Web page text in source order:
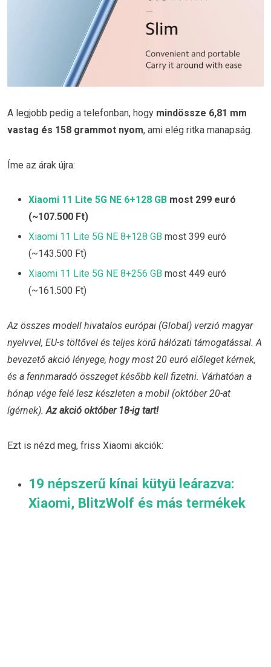
A legjobb pedig a telefonban, hogy mindössze 6,81 mm
vastag és 158 grammot nyom, ami elég ritka manapság.
Íme az árak újra:
Xiaomi 11 Lite 5G NE 6+128 GB most 299 euró
(~107.500 Ft)
Xiaomi 11 Lite 5G NE 8+128 GB most 399 euró
(~143.500 Ft)
Xiaomi 11 Lite 5G NE 8+256 GB most 449 euró
(~161.500 Ft)
Az összes modell hivatalos európai (Global) verzió magyar
nyelvvel, EU-s töltővel és teljes körű hálózati támogatással. A
bevezető akció lényege, hogy most 20 euró előleget kérnek,
és a fennmaradó összeget később kell fizetni. Várhatóan a
hónap vége felé lesz készleten a mobil (október 20-at
ígérnek).Az akció október 18-ig tart!
Ezt is nézd meg, friss Xiaomi akciók:
19 népszerű kínai kütyü leárazva:
Xiaomi, BlitzWolf és más termékek